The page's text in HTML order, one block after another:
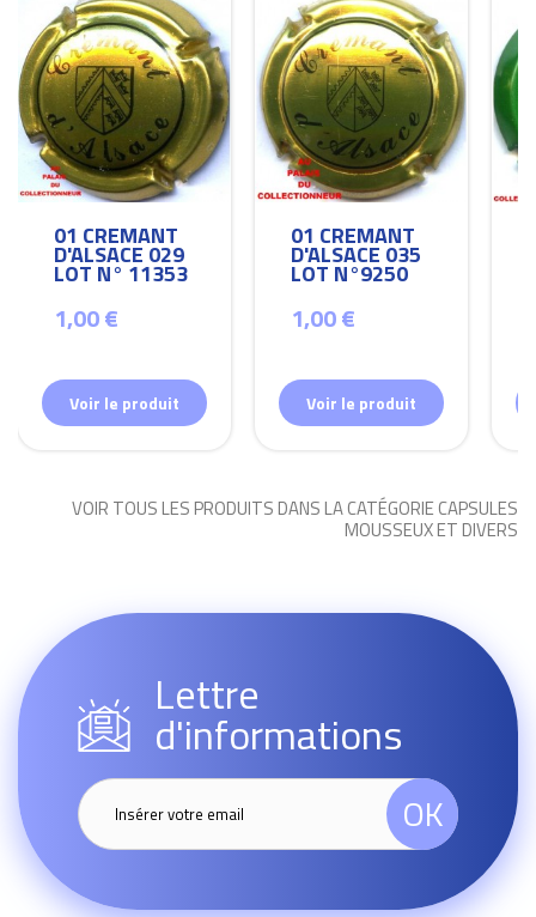
01 CREMANT
D'ALSACE 029
LOT N° 11353
1,00 €
Voir le produit
01 CREMANT
D'ALSACE 035
LOT N°9250
1,00 €
Voir le produit
VOIR TOUS LES PRODUITS DANS LA CATÉGORIE CAPSULES
MOUSSEUX ET DIVERS
Lettre
d'informations
OK